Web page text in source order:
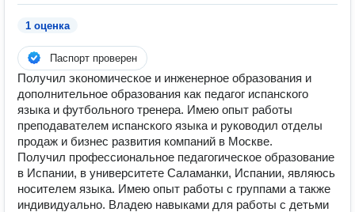
1 оценка
Паспорт проверен
Получил экономическое и инженерное образования и
дополнительное образования как педагог испанского
языка и футбольного тренера. Имею опыт работы
преподавателем испанского языка и руководил отделы
продаж и бизнес развития компаний в Москве.
Получил профессиональное педагогическое образование
в Испании, в университете Саламанки, Испании, являюсь
носителем языка. Имею опыт работы с группами а также
индивидуально. Владею навыками для работы с детьми